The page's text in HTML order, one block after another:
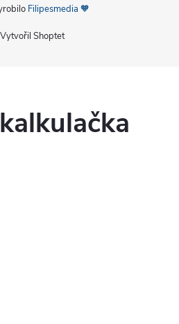
Vytvořil Shoptet
Filipesmedia 🧡